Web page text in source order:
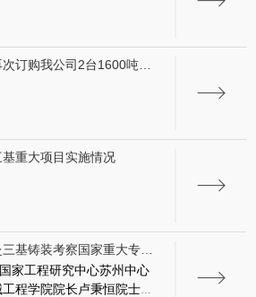
订购我公司2台1600吨，
重大项目实施情况
基铸装考察国家重大专项
家工程研究中心苏州中心
程学院院长卢秉恒院士一